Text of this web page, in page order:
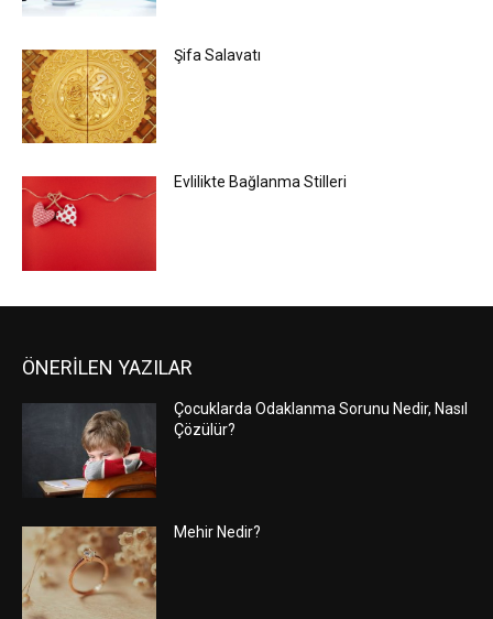
Şifa Salavatı
Evlilikte Bağlanma Stilleri
ÖNERİLEN YAZILAR
Çocuklarda Odaklanma Sorunu Nedir, Nasıl
Çözülür?
Mehir Nedir?